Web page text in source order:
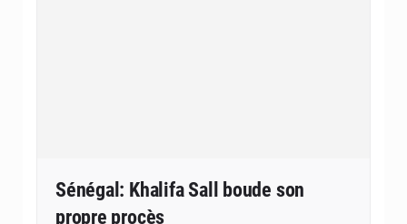
Sénégal: Khalifa Sall boude son
propre procès